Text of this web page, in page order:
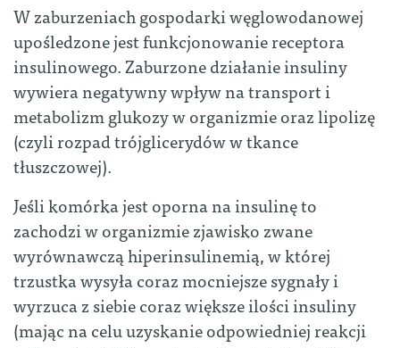
W zaburzeniach gospodarki węglowodanowej
upośledzone jest funkcjonowanie receptora
insulinowego. Zaburzone działanie insuliny
wywiera negatywny wpływ na transport i
metabolizm glukozy w organizmie oraz lipolizę
(czyli rozpad trójglicerydów w tkance
tłuszczowej).
Jeśli komórka jest oporna na insulinę to
zachodzi w organizmie zjawisko zwane
wyrównawczą hiperinsulinemią, w której
trzustka wysyła coraz mocniejsze sygnały i
wyrzuca z siebie coraz większe ilości insuliny
(mając na celu uzyskanie odpowiedniej reakcji